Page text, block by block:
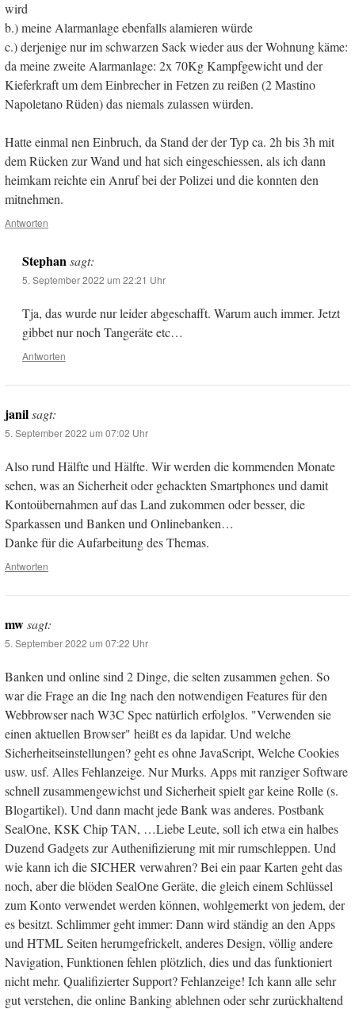
wird
b.) meine Alarmanlage ebenfalls alamieren würde
c.) derjenige nur im schwarzen Sack wieder aus der Wohnung käme:
da meine zweite Alarmanlage: 2x 70Kg Kampfgewicht und der
Kieferkraft um dem Einbrecher in Fetzen zu reißen (2 Mastino
Napoletano Rüden) das niemals zulassen würden.
Hatte einmal nen Einbruch, da Stand der der Typ ca. 2h bis 3h mit
dem Rücken zur Wand und hat sich eingeschiessen, als ich dann
heimkam reichte ein Anruf bei der Polizei und die konnten den
mitnehmen.
Antworten
Stephan sagt:
5. September 2022 um 22:21 Uhr
Tja, das wurde nur leider abgeschafft. Warum auch immer. Jetzt
gibbet nur noch Tangeräte etc…
Antworten
janilsagt:
5. September 2022 um 07:02 Uhr
Also rund Hälfte und Hälfte. Wir werden die kommenden Monate
sehen, was an Sicherheit oder gehackten Smartphones und damit
Kontoübernahmen auf das Land zukommen oder besser, die
Sparkassen und Banken und Onlinebanken…
Danke für die Aufarbeitung des Themas.
Antworten
mwsagt:
5. September 2022 um 07:22 Uhr
Banken und online sind 2 Dinge, die selten zusammen gehen. So
war die Frage an die Ing nach den notwendigen Features für den
Webbrowser nach W3C Spec natürlich erfolglos. "Verwenden sie
einen aktuellen Browser" heißt es da lapidar. Und welche
Sicherheitseinstellungen? geht es ohne JavaScript, Welche Cookies
usw. usf. Alles Fehlanzeige. Nur Murks. Apps mit ranziger Software
schnell zusammengewichst und Sicherheit spielt gar keine Rolle (s.
Blogartikel). Und dann macht jede Bank was anderes. Postbank
SealOne, KSK Chip TAN, …Liebe Leute, soll ich etwa ein halbes
Duzend Gadgets zur Authenifizierung mit mir rumschleppen. Und
wie kann ich die SICHER verwahren? Bei ein paar Karten geht das
noch, aber die blöden SealOne Geräte, die gleich einem Schlüssel
zum Konto verwendet werden können, wohlgemerkt von jedem, der
es besitzt. Schlimmer geht immer: Dann wird ständig an den Apps
und HTML Seiten herumgefrickelt, anderes Design, völlig andere
Navigation, Funktionen fehlen plötzlich, dies und das funktioniert
nicht mehr. Qualifizierter Support? Fehlanzeige! Ich kann alle sehr
gut verstehen, die online Banking ablehnen oder sehr zurückhaltend